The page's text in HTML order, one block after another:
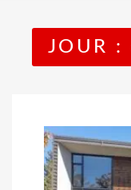
JOUR :